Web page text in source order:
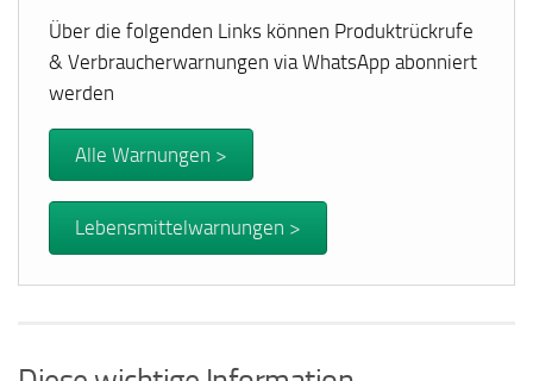
Über die folgenden Links können Produktrückrufe
& Verbraucherwarnungen via WhatsApp abonniert
werden
Alle Warnungen >
Lebensmittelwarnungen >